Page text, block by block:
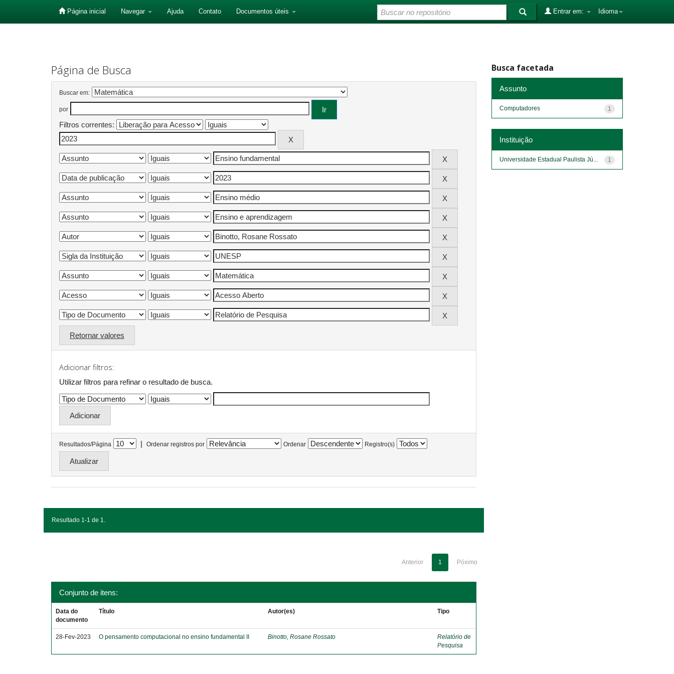
Página inicial Navegar Ajuda Contato Documentos úteis Idioma
Entrar em:
Página de Busca
Buscar em:
por
Filtros correntes:
Retornar valores
Adicionar filtros:
Utilizar filtros para refinar o resultado de busca.
Resultados/Página | Ordenar registros por Ordenar Registro(s)
Resultado 1-1 de 1.
Anterior 1 Póximo
Conjunto de itens:
Data do
documento
Título Autor(es) Tipo
28-Fev-2023 O pensamento computacional no ensino fundamental II Binotto, Rosane Rossato
Relatório de
Pesquisa
Busca facetada
Assunto
1
Computadores
Instituição
1
Universidade Estadual Paulista Jú...